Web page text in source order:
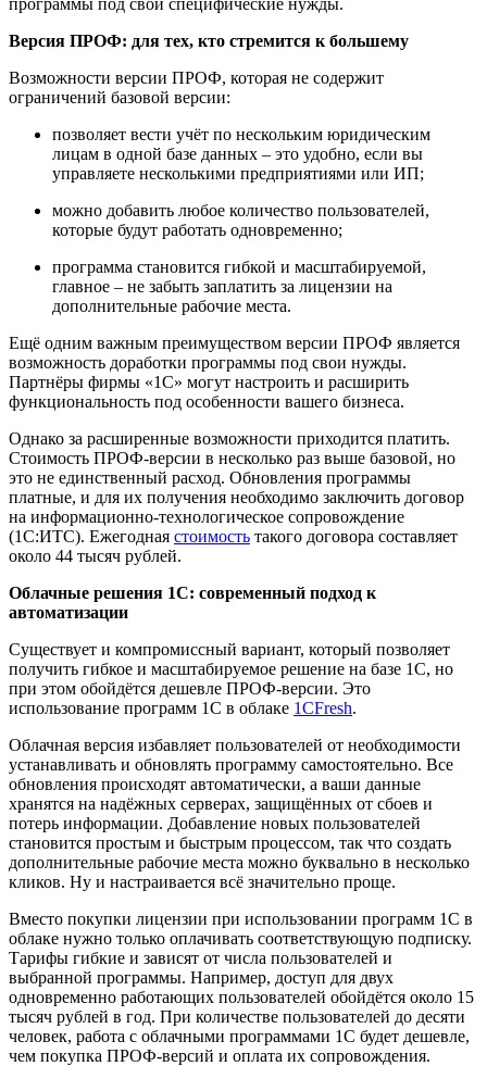
программы под свои специфические нужды.
Версия ПРОФ: для тех, кто стремится к большему
Возможности версии ПРОФ, которая не содержит
ограничений базовой версии:
позволяет вести учёт по нескольким юридическим
лицам в одной базе данных – это удобно, если вы
управляете несколькими предприятиями или ИП;
можно добавить любое количество пользователей,
которые будут работать одновременно;
программа становится гибкой и масштабируемой,
главное – не забыть заплатить за лицензии на
дополнительные рабочие места.
Ещё одним важным преимуществом версии ПРОФ является
возможность доработки программы под свои нужды.
Партнёры фирмы «1С» могут настроить и расширить
функциональность под особенности вашего бизнеса.
Однако за расширенные возможности приходится платить.
Стоимость ПРОФ-версии в несколько раз выше базовой, но
это не единственный расход. Обновления программы
платные, и для их получения необходимо заключить договор
на информационно-технологическое сопровождение
(1С:ИТС). Ежегодная стоимость такого договора составляет
около 44 тысяч рублей.
Облачные решения 1С: современный подход к
автоматизации
Существует и компромиссный вариант, который позволяет
получить гибкое и масштабируемое решение на базе 1С, но
при этом обойдётся дешевле ПРОФ-версии. Это
использование программ 1С в облаке 1CFresh.
Облачная версия избавляет пользователей от необходимости
устанавливать и обновлять программу самостоятельно. Все
обновления происходят автоматически, а ваши данные
хранятся на надёжных серверах, защищённых от сбоев и
потерь информации. Добавление новых пользователей
становится простым и быстрым процессом, так что создать
дополнительные рабочие места можно буквально в несколько
кликов. Ну и настраивается всё значительно проще.
Вместо покупки лицензии при использовании программ 1С в
облаке нужно только оплачивать соответствующую подписку.
Тарифы гибкие и зависят от числа пользователей и
выбранной программы. Например, доступ для двух
одновременно работающих пользователей обойдётся около 15
тысяч рублей в год. При количестве пользователей до десяти
человек, работа с облачными программами 1С будет дешевле,
чем покупка ПРОФ-версий и оплата их сопровождения.